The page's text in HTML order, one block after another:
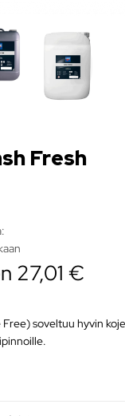
Fresh
27,01 €
Free) soveltuu hyvin